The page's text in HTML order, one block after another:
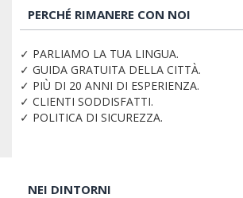
PERCHÉ RIMANERE CON NOI
✓ PARLIAMO LA TUA LINGUA.
✓ GUIDA GRATUITA DELLA CITTÀ.
✓ PIÙ DI 20 ANNI DI ESPERIENZA.
✓ CLIENTI SODDISFATTI.
✓ POLITICA DI SICUREZZA.
NEI DINTORNI